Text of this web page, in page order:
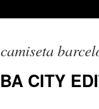
camiseta
CITY